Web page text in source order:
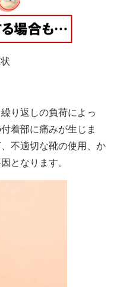
り返しの負荷によっ
着部に痛みが生じま
不適切な靴の使用、か
となります。